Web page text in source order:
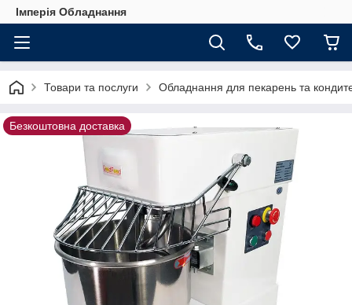
Імперія Обладнання
Товари та послуги Обладнання для пекарень та
Безкоштовна доставка